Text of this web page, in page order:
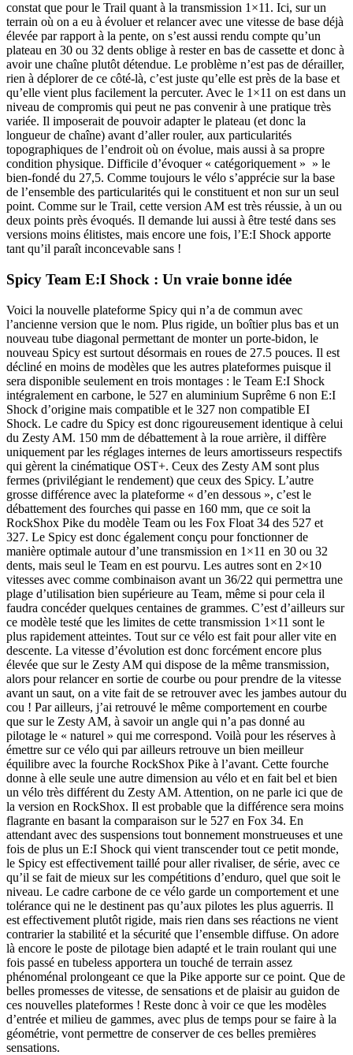
constat que pour le Trail quant à la transmission 1×11. Ici, sur un
terrain où on a eu à évoluer et relancer avec une vitesse de base déjà
élevée par rapport à la pente, on s’est aussi rendu compte qu’un
plateau en 30 ou 32 dents oblige à rester en bas de cassette et donc à
avoir une chaîne plutôt détendue. Le problème n’est pas de dérailler,
rien à déplorer de ce côté-là, c’est juste qu’elle est près de la base et
qu’elle vient plus facilement la percuter. Avec le 1×11 on est dans un
niveau de compromis qui peut ne pas convenir à une pratique très
variée. Il imposerait de pouvoir adapter le plateau (et donc la
longueur de chaîne) avant d’aller rouler, aux particularités
topographiques de l’endroit où on évolue, mais aussi à sa propre
condition physique. Difficile d’évoquer « catégoriquement » » le
bien-fondé du 27,5. Comme toujours le vélo s’apprécie sur la base
de l’ensemble des particularités qui le constituent et non sur un seul
point. Comme sur le Trail, cette version AM est très réussie, à un ou
deux points près évoqués. Il demande lui aussi à être testé dans ses
versions moins élitistes, mais encore une fois, l’E:I Shock apporte
tant qu’il paraît inconcevable sans !
Spicy Team E:I Shock : Un vraie bonne idée
Voici la nouvelle plateforme Spicy qui n’a de commun avec
l’ancienne version que le nom. Plus rigide, un boîtier plus bas et un
nouveau tube diagonal permettant de monter un porte-bidon, le
nouveau Spicy est surtout désormais en roues de 27.5 pouces. Il est
décliné en moins de modèles que les autres plateformes puisque il
sera disponible seulement en trois montages : le Team E:I Shock
intégralement en carbone, le 527 en aluminium Suprême 6 non E:I
Shock d’origine mais compatible et le 327 non compatible EI
Shock. Le cadre du Spicy est donc rigoureusement identique à celui
du Zesty AM. 150 mm de débattement à la roue arrière, il diffère
uniquement par les réglages internes de leurs amortisseurs respectifs
qui gèrent la cinématique OST+. Ceux des Zesty AM sont plus
fermes (privilégiant le rendement) que ceux des Spicy. L’autre
grosse différence avec la plateforme « d’en dessous », c’est le
débattement des fourches qui passe en 160 mm, que ce soit la
RockShox Pike du modèle Team ou les Fox Float 34 des 527 et
327. Le Spicy est donc également conçu pour fonctionner de
manière optimale autour d’une transmission en 1×11 en 30 ou 32
dents, mais seul le Team en est pourvu. Les autres sont en 2×10
vitesses avec comme combinaison avant un 36/22 qui permettra une
plage d’utilisation bien supérieure au Team, même si pour cela il
faudra concéder quelques centaines de grammes. C’est d’ailleurs sur
ce modèle testé que les limites de cette transmission 1×11 sont le
plus rapidement atteintes. Tout sur ce vélo est fait pour aller vite en
descente. La vitesse d’évolution est donc forcément encore plus
élevée que sur le Zesty AM qui dispose de la même transmission,
alors pour relancer en sortie de courbe ou pour prendre de la vitesse
avant un saut, on a vite fait de se retrouver avec les jambes autour du
cou ! Par ailleurs, j’ai retrouvé le même comportement en courbe
que sur le Zesty AM, à savoir un angle qui n’a pas donné au
pilotage le « naturel » qui me correspond. Voilà pour les réserves à
émettre sur ce vélo qui par ailleurs retrouve un bien meilleur
équilibre avec la fourche RockShox Pike à l’avant. Cette fourche
donne à elle seule une autre dimension au vélo et en fait bel et bien
un vélo très différent du Zesty AM. Attention, on ne parle ici que de
la version en RockShox. Il est probable que la différence sera moins
flagrante en basant la comparaison sur le 527 en Fox 34. En
attendant avec des suspensions tout bonnement monstrueuses et une
fois de plus un E:I Shock qui vient transcender tout ce petit monde,
le Spicy est effectivement taillé pour aller rivaliser, de série, avec ce
qu’il se fait de mieux sur les compétitions d’enduro, quel que soit le
niveau. Le cadre carbone de ce vélo garde un comportement et une
tolérance qui ne le destinent pas qu’aux pilotes les plus aguerris. Il
est effectivement plutôt rigide, mais rien dans ses réactions ne vient
contrarier la stabilité et la sécurité que l’ensemble diffuse. On adore
là encore le poste de pilotage bien adapté et le train roulant qui une
fois passé en tubeless apportera un touché de terrain assez
phénoménal prolongeant ce que la Pike apporte sur ce point. Que de
belles promesses de vitesse, de sensations et de plaisir au guidon de
ces nouvelles plateformes ! Reste donc à voir ce que les modèles
d’entrée et milieu de gammes, avec plus de temps pour se faire à la
géométrie, vont permettre de conserver de ces belles premières
sensations.